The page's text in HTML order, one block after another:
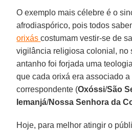
O exemplo mais célebre é o
afrodiaspórico, pois todos
orixáscostumam vestir-se de
vigilância religiosa colonial, no
antanho foi forjada uma
que cada orixá era associado a
correspondente (Oxóssi/São
Iemanjá/Nossa Senhora da
Hoje, para melhor atingir o